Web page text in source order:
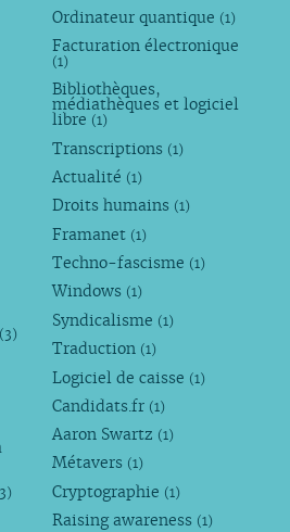
(3)
Ordinateur quantique (1)
Facturation électronique
(1)
Bibliothèques,
médiathèques et logiciel
libre (1)
Transcriptions (1)
Actualité (1)
Droits humains (1)
Framanet (1)
Techno-fascisme (1)
Windows (1)
Syndicalisme (1)
Traduction (1)
Logiciel de caisse (1)
Candidats.fr (1)
Aaron Swartz (1)
Métavers (1)
Cryptographie (1)
Raising awareness (1)